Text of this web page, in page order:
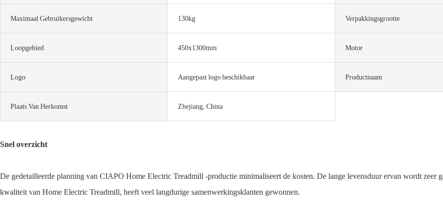
Maximaal Gebruikersgewicht 130kg Verpakkingsgrootte
Loopgebied 450x1300mm Motor
Logo Aangepast logo beschikbaar Productnaam
Plaats Van Herkomst Zhejiang, China
Snel overzicht
De gedetailleerde planning van CIAPO Home Electric Treadmill -productie minimaliseert de kosten. De lange levensduur ervan wordt zeer
kwaliteit van Home Electric Treadmill, heeft veel langdurige samenwerkingsklanten gewonnen.